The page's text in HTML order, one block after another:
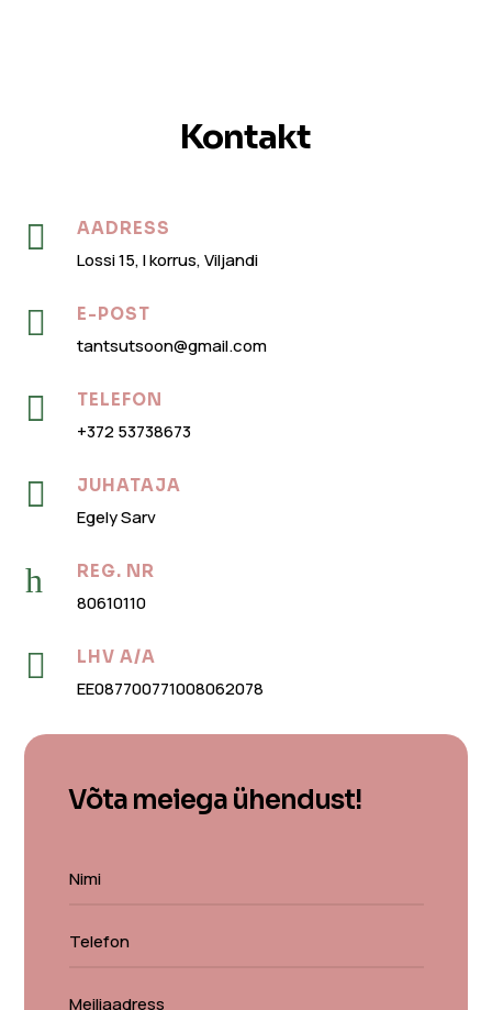
Kontakt
 AADRESS
Lossi 15, I korrus, Viljandi
 E-POST
tantsutsoon@gmail.com
 TELEFON
+372 53738673
 JUHATAJA
Egely Sarv
h REG. NR
80610110
 LHV A/A
EE087700771008062078
Võta meiega ühendust!